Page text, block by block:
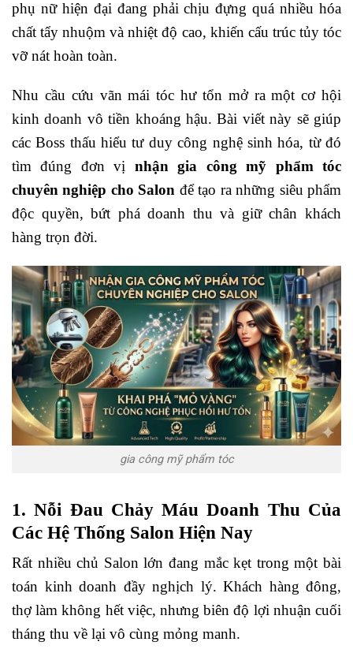
phụ nữ hiện đại đang phải chịu đựng quá nhiều hóa
chất tẩy nhuộm và nhiệt độ cao, khiến cấu trúc tủy tóc
vỡ nát hoàn toàn.
Nhu cầu cứu vãn mái tóc hư tổn mở ra một cơ hội
kinh doanh vô tiền khoáng hậu. Bài viết này sẽ giúp
các Boss thấu hiểu tư duy công nghệ sinh hóa, từ đó
tìm đúng đơn vị nhận gia công mỹ phẩm tóc
chuyên nghiệp cho Salon để tạo ra những siêu phẩm
độc quyền, bứt phá doanh thu và giữ chân khách
hàng trọn đời.
gia công mỹ phẩm tóc
1. Nỗi Đau Chảy Máu Doanh Thu Của
Các Hệ Thống Salon Hiện Nay
Rất nhiều chủ Salon lớn đang mắc kẹt trong một bài
toán kinh doanh đầy nghịch lý. Khách hàng đông,
thợ làm không hết việc, nhưng biên độ lợi nhuận cuối
tháng thu về lại vô cùng mỏng manh.